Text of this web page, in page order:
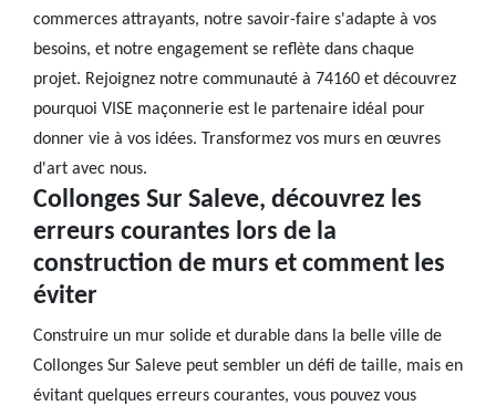
commerces attrayants, notre savoir-faire s'adapte à vos
besoins, et notre engagement se reflète dans chaque
projet. Rejoignez notre communauté à 74160 et découvrez
pourquoi VISE maçonnerie est le partenaire idéal pour
donner vie à vos idées. Transformez vos murs en œuvres
d'art avec nous.
Collonges Sur Saleve, découvrez les
erreurs courantes lors de la
construction de murs et comment les
éviter
Construire un mur solide et durable dans la belle ville de
Collonges Sur Saleve peut sembler un défi de taille, mais en
évitant quelques erreurs courantes, vous pouvez vous